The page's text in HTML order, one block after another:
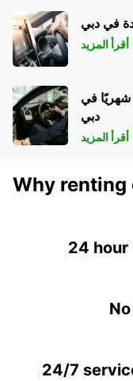
في دبي
أقرأ المزيد
شهريًا في
دبي
أقرأ المزيد
Why renting
24 hour
24/7